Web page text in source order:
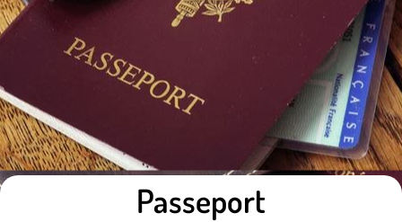
Passeport